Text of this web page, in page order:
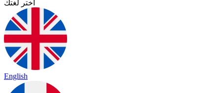
اختر لغتك
English